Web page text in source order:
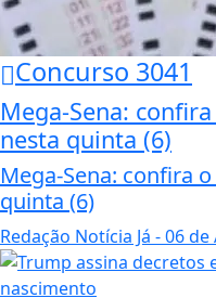
Concurso 3041
Mega-Sena:
nesta quinta (6)
Mega-Sena: confira
quinta (6)
Redação Notícia Já - 06 de